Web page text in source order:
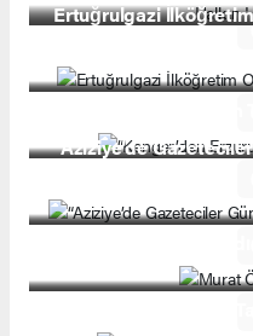
Ertuğrulgazi
“Aziziye’de